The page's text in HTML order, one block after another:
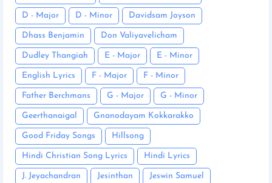
D - Major D - Minor Davidsam Joyson
Dhass Benjamin Don Valiyavelicham
Dudley Thangiah E - Major E - Minor
English Lyrics F - Major F - Minor
Father Berchmans G - Major G - Minor
Geerthanaigal Gnanodayam Kokkarakko
Good Friday Songs Hillsong
Hindi Christian Song Lyrics Hindi Lyrics
J. Jeyachandran Jesinthan Jeswin Samuel